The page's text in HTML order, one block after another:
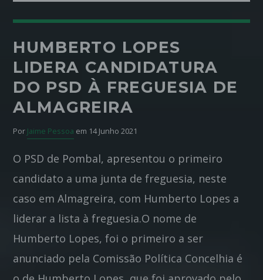
HUMBERTO LOPES
LIDERA CANDIDATURA
DO PSD À FREGUESIA DE
ALMAGREIRA
Por Jaime Pessoa em 14 Junho 2021
O PSD de Pombal, apresentou o primeiro
candidato a uma junta de freguesia, neste
caso em Almagreira, com Humberto Lopes a
liderar a lista à freguesia.O nome de
Humberto Lopes, foi o primeiro a ser
anunciado pela Comissão Política Concelhia é